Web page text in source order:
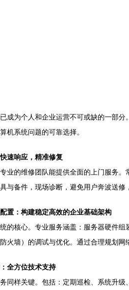
成为个人和企业运营不可或缺的一部
机系统问题的可靠选择。
速响应，精准修复
业的维修团队能提供全面的上门服务
与备件，现场诊断，避免用户奔波送
置：构建稳定高效的企业基础架构
的核心。专业服务涵盖：服务器硬件
火墙）的调试与优化。通过合理规划
全方位技术支持
同样关键。包括：定期巡检、系统升